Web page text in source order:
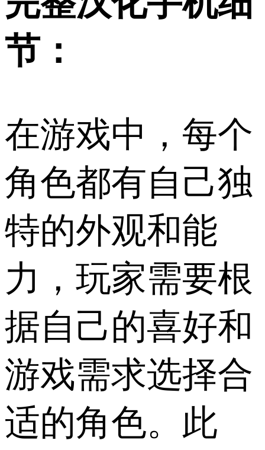
节：
在游戏中，每个
角色都有自己独
特的外观和能
力，玩家需要根
据自己的喜好和
游戏需求选择合
适的角色。此